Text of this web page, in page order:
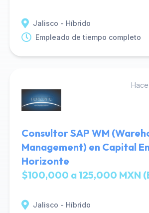
Jalisco - Híbrido
Empleado de tiempo completo
Consultor SAP WM
Management) en Capital
Horizonte
$100,000 a 125,000 MXN
Jalisco - Híbrido